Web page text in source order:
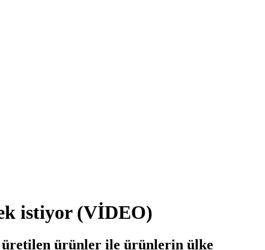
istiyor (VİDEO)
üretilen ürünler ile ürünlerin ülke